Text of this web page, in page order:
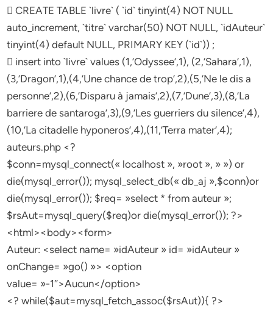
 CREATE TABLE `livre` ( `id` tinyint(4) NOT NULL
auto_increment, `titre` varchar(50) NOT NULL, `idAuteur`
tinyint(4) default NULL, PRIMARY KEY (`id`)) ;
 insert into `livre` values (1,’Odyssee’,1), (2,’Sahara’,1),
(3,’Dragon’,1),(4,’Une chance de trop’,2),(5,’Ne le dis a
personne’,2),(6,’Disparu à jamais’,2),(7,’Dune’,3),(8,’La
barriere de santaroga’,3),(9,’Les guerriers du silence’,4),
(10,’La citadelle hyponeros’,4),(11,’Terra mater’,4);
auteurs.php <?
$conn=mysql_connect(« localhost », »root », » ») or
die(mysql_error()); mysql_select_db(« db_aj »,$conn)or
die(mysql_error()); $req= »select * from auteur »;
$rsAut=mysql_query($req)or die(mysql_error()); ?>
<html><body><form>
Auteur: <select name= »idAuteur » id= »idAuteur »
onChange= »go() »> <option
value= »-1″>Aucun</option>
<? while($aut=mysql_fetch_assoc($rsAut)){ ?>